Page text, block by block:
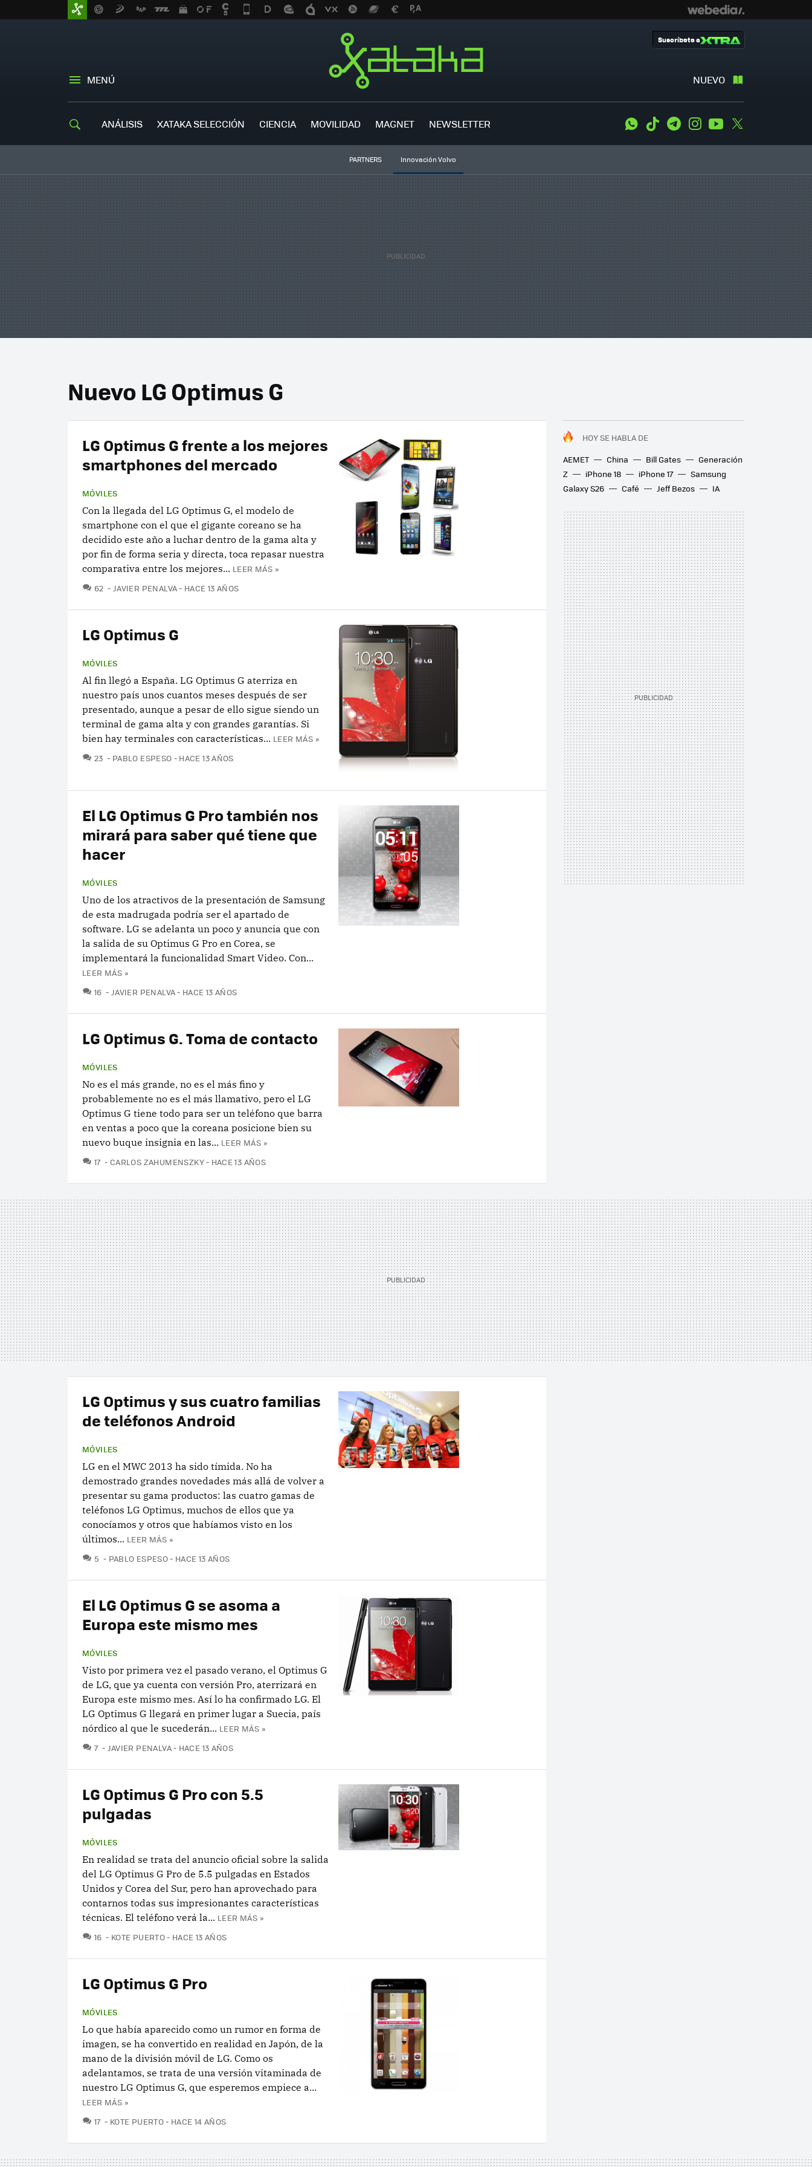
MENÚ NUEVO
Suscríbete a
ANÁLISIS XATAKA SELECCIÓN CIENCIA MOVILIDAD MAGNET NEWSLETTER WhatsApp
Tiktok TelegramInstagramYoutube
PARTNERS Innovación Volvo
Nuevo LG Optimus G
HOY SE HABLA DE
AEMET
China Bill Gates
Generación
Z
iPhone 18 iPhone 17
Samsung
Galaxy S26
Café Jeff Bezos IA
LG Optimus G frente a los mejores
smartphones del mercado
MÓVILES
Con la llegada del LG Optimus G, el modelo de
smartphone con el que el gigante coreano se ha
decidido este año a luchar dentro de la gama alta y
por fin de forma seria y directa, toca repasar nuestra
comparativa entre los mejores... LEER MÁS »
62 COMENTARIOS
JAVIER PENALVA HACE 13 AÑOS
LG Optimus G
MÓVILES
Al fin llegó a España. LG Optimus G aterriza en
nuestro país unos cuantos meses después de ser
presentado, aunque a pesar de ello sigue siendo un
terminal de gama alta y con grandes garantías. Si
bien hay terminales con características... LEER MÁS »
23 COMENTARIOS
PABLO ESPESO HACE 13 AÑOS
El LG Optimus G Pro también nos
mirará para saber qué tiene que
hacer
MÓVILES
Uno de los atractivos de la presentación de Samsung
de esta madrugada podría ser el apartado de
software. LG se adelanta un poco y anuncia que con
la salida de su Optimus G Pro en Corea, se
implementará la funcionalidad Smart Video. Con...
LEER MÁS »
16 COMENTARIOS
JAVIER PENALVA HACE 13 AÑOS
LG Optimus G. Toma de contacto
MÓVILES
No es el más grande, no es el más fino y
probablemente no es el más llamativo, pero el LG
Optimus G tiene todo para ser un teléfono que barra
en ventas a poco que la coreana posicione bien su
nuevo buque insignia en las... LEER MÁS »
17 COMENTARIOS
CARLOS ZAHUMENSZKY HACE 13 AÑOS
LG Optimus y sus cuatro familias
de teléfonos Android
MÓVILES
LG en el MWC 2013 ha sido tímida. No ha
demostrado grandes novedades más allá de volver a
presentar su gama productos: las cuatro gamas de
teléfonos LG Optimus, muchos de ellos que ya
conocíamos y otros que habíamos visto en los
últimos... LEER MÁS »
5 COMENTARIOS
PABLO ESPESO HACE 13 AÑOS
El LG Optimus G se asoma a
Europa este mismo mes
MÓVILES
Visto por primera vez el pasado verano, el Optimus G
de LG, que ya cuenta con versión Pro, aterrizará en
Europa este mismo mes. Así lo ha confirmado LG. El
LG Optimus G llegará en primer lugar a Suecia, país
nórdico al que le sucederán... LEER MÁS »
7 COMENTARIOS
JAVIER PENALVA HACE 13 AÑOS
LG Optimus G Pro con 5.5
pulgadas
MÓVILES
En realidad se trata del anuncio oficial sobre la salida
del LG Optimus G Pro de 5.5 pulgadas en Estados
Unidos y Corea del Sur, pero han aprovechado para
contarnos todas sus impresionantes características
técnicas. El teléfono verá la... LEER MÁS »
16 COMENTARIOS
KOTE PUERTO HACE 13 AÑOS
LG Optimus G Pro
MÓVILES
Lo que había aparecido como un rumor en forma de
imagen, se ha convertido en realidad en Japón, de la
mano de la división móvil de LG. Como os
adelantamos, se trata de una versión vitaminada de
nuestro LG Optimus G, que esperemos empiece a...
LEER MÁS »
17 COMENTARIOS
KOTE PUERTO HACE 14 AÑOS